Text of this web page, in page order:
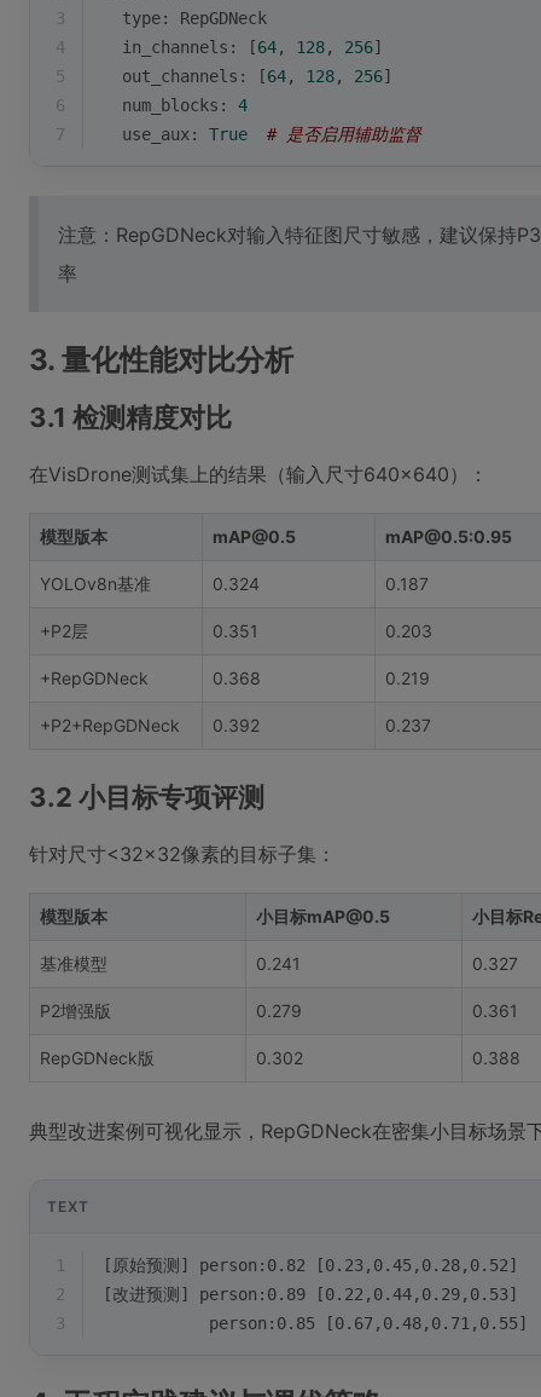
3
type: RepGDNeck
4
  in_channels: [
64, 128, 256]
5
  out_channels: [
64, 128, 256]
6
  num_blocks:
4
7
  use_aux:
True # 是否启用辅助监督
注意：RepGDNeck对输入特征图尺寸敏感，建议保持
率
3. 量化性能对比分析
3.1 检测精度对比
在VisDrone测试集上的结果（输入尺寸640×640）：
模型版本 mAP@0.5 mAP@0.5:0.95
YOLOv8n基准 0.324 0.187
+P2层 0.351 0.203
+RepGDNeck 0.368 0.219
+P2+RepGDNeck 0.392 0.237
3.2 小目标专项评测
针对尺寸<32×32像素的目标子集：
模型版本 小目标mAP@0.5 小目标
基准模型 0.241 0.327
P2增强版 0.279 0.361
RepGDNeck版 0.302 0.388
典型改进案例可视化显示，RepGDNeck在密集小目标场景
TEXT
1
[原始预测] person:0.82 [0.23,0.45,0.28,0.52]
2
[改进预测] person:0.89 [0.22,0.44,0.29,0.53]
3
person:0.85 [0.67,0.48,0.71,0.55]